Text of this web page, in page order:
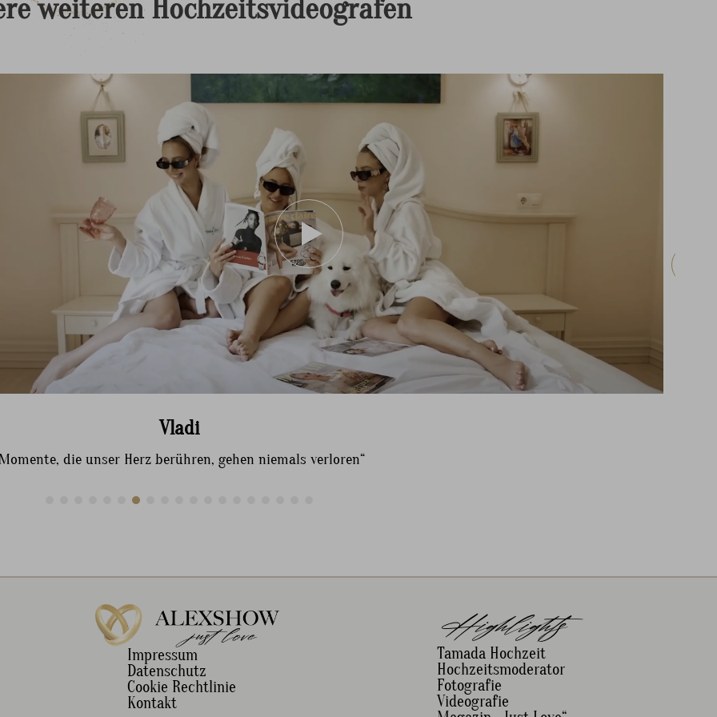
weiteren Hochzeitsvideografen
Vladi
die unser Herz berühren, gehen niemals verloren“
Impressum
Datenschutz
Cookie Rechtlinie
Kontakt
Highlights
Tamada Hochzeit
Hochzeitsmoderator
Fotografie
Videografie